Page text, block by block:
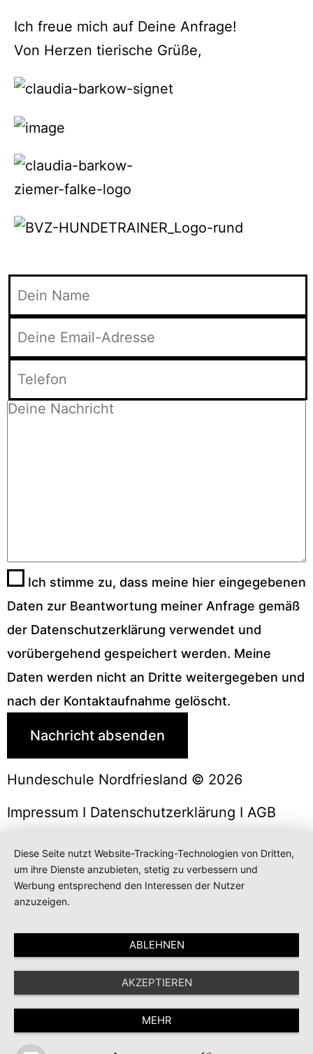
Ich freue mich auf Deine Anfrage!
Von Herzen tierische Grüße,
Ich stimme zu, dass meine hier eingegebenen
Daten zur Beantwortung meiner Anfrage gemäß
der Datenschutzerklärung verwendet und
vorübergehend gespeichert werden. Meine
Daten werden nicht an Dritte weitergegeben und
nach der Kontaktaufnahme gelöscht.
Hundeschule Nordfriesland © 2026
Impressum I Datenschutzerklärung I AGB
Diese Seite nutzt Website-Tracking-Technologien von Dritten,
um ihre Dienste anzubieten, stetig zu verbessern und
Werbung entsprechend den Interessen der Nutzer
anzuzeigen.
ABLEHNEN
AKZEPTIEREN
MEHR